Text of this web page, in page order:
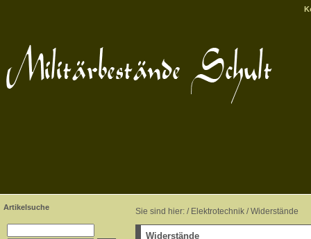
Artikelsuche Sie sind hier: / Elektrotechnik /Widerstände
Widerstände